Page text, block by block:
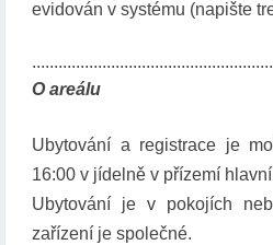
evidován v systému (napište
O areálu
Ubytování a registrace je
16:00 v jídelně v přízemí
Ubytování je v pokojích
zařízení je společné.